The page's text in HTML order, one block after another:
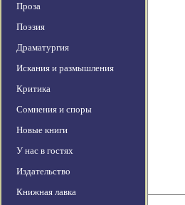
Проза
Поэзия
Драматургия
Искания и размышления
Критика
Сомнения и споры
Новые книги
У нас в гостях
Издательство
Книжная лавка